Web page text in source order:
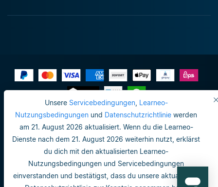
Unsere Servicebedingungen, Learneo-
Nutzungsbedingungen und Datenschutzrichtlinie werden
am 21. August 2026 aktualisiert. Wenn du die Learneo-
Dienste nach dem 21. August 2026 weiterhin nutzt, erklärst
du dich mit den aktualisierten Learneo-
Nutzungsbedingungen und Servicebedingungen
einverstanden und bestätigst, dass du unsere aktualisierte
Impressum
Do not sell or share my personal info
Nutzungsbedingungen
Datenschutzrichtlinie